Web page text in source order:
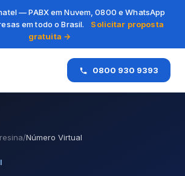
— PABX em Nuvem, 0800 e WhatsApp
em todo o Brasil.
Solicitar proposta
gratuita →
0800 930 9393
/Número Virtual